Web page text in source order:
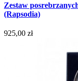
Zestaw
(Rapsodia)
925,00 zł